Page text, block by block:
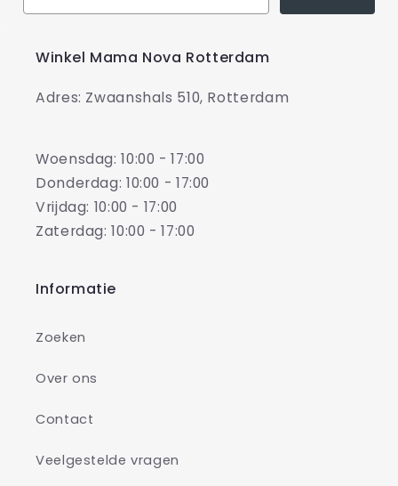
Winkel Mama Nova Rotterdam
Adres: Zwaanshals 510, Rotterdam
Woensdag: 10:00 - 17:00
Donderdag: 10:00 - 17:00
Vrijdag: 10:00 - 17:00
Zaterdag: 10:00 - 17:00
Informatie
Zoeken
Over ons
Contact
Veelgestelde vragen